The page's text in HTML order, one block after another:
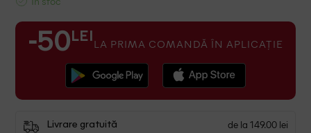
-50 LEI LA PRIMA COMANDĂ ÎN APLICAȚIE
Livrare gratuită de la 149.00 lei